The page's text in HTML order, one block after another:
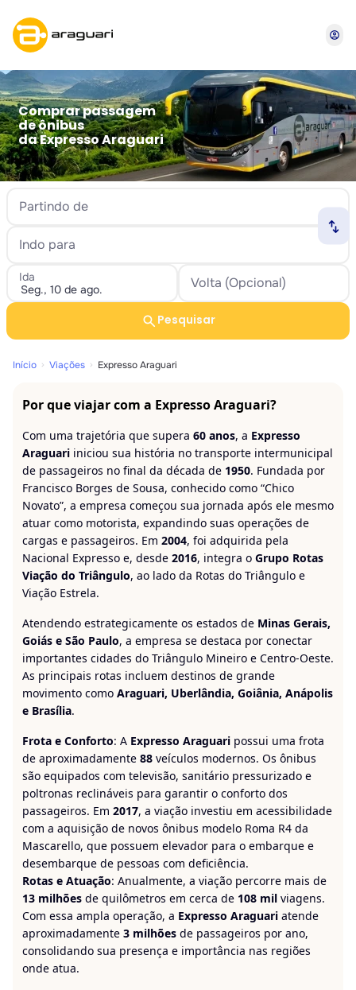
account_circle
Comprar passagem
de ônibus
da Expresso Araguari
Partindo de
Indo para
swap_horiz
Ida Volta (Opcional)
search Pesquisar
Início Viações Expresso Araguari
Por que viajar com a Expresso Araguari?
Com uma trajetória que supera 60 anos, a Expresso
Araguari iniciou sua história no transporte intermunicipal
de passageiros no final da década de 1950. Fundada por
Francisco Borges de Sousa, conhecido como “Chico
Novato”, a empresa começou sua jornada após ele mesmo
atuar como motorista, expandindo suas operações de
cargas e passageiros. Em 2004, foi adquirida pela
Nacional Expresso e, desde 2016, integra o Grupo Rotas
Viação do Triângulo, ao lado da Rotas do Triângulo e
Viação Estrela.
Atendendo estrategicamente os estados de Minas Gerais,
Goiás e São Paulo, a empresa se destaca por conectar
importantes cidades do Triângulo Mineiro e Centro-Oeste.
As principais rotas incluem destinos de grande
movimento como Araguari, Uberlândia, Goiânia, Anápolis
e Brasília.
Frota e Conforto: A Expresso Araguari possui uma frota
de aproximadamente 88 veículos modernos. Os ônibus
são equipados com televisão, sanitário pressurizado e
poltronas reclináveis para garantir o conforto dos
passageiros. Em 2017, a viação investiu em acessibilidade
com a aquisição de novos ônibus modelo Roma R4 da
Mascarello, que possuem elevador para o embarque e
desembarque de pessoas com deficiência.
Rotas e Atuação: Anualmente, a viação percorre mais de
13 milhões de quilômetros em cerca de 108 mil viagens.
Com essa ampla operação, a Expresso Araguari atende
aproximadamente 3 milhões de passageiros por ano,
consolidando sua presença e importância nas regiões
onde atua.